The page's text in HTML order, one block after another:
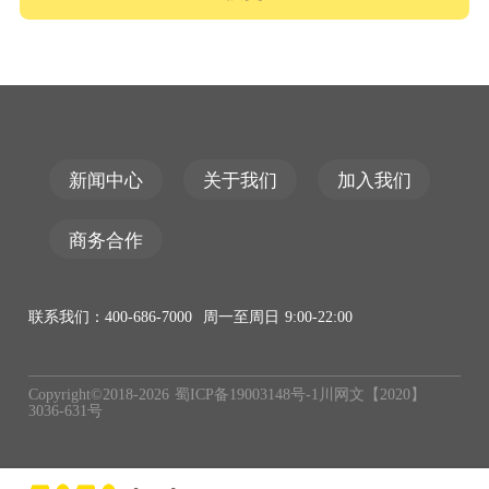
新闻中心 关于我们 加入我们
商务合作
联系我们：400-686-7000 周一至周日 9:00-22:00
Copyright©2018-2026 蜀ICP备19003148号-1川网文【2020】
3036-631号